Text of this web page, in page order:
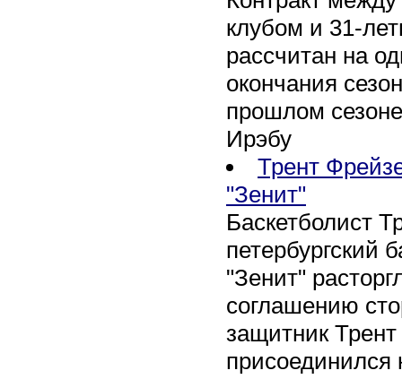
клубом и 31-
рассчитан на
окончания
прошлом
Ирэбу
Трент
"Зенит"
Баскетболист
петербургский
"Зенит"
соглашению
защитник
присоединился